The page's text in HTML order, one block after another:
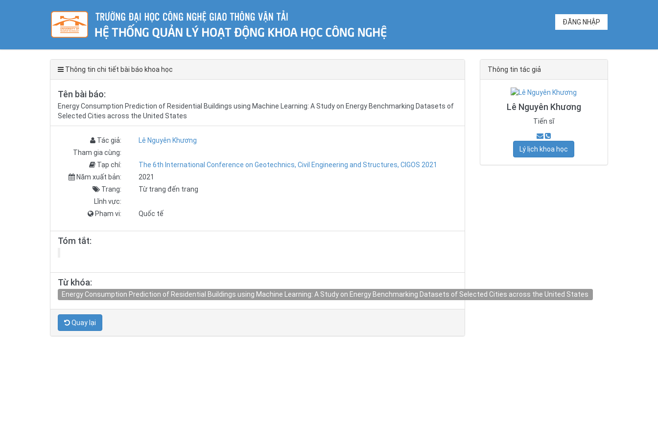
ĐĂNG NHẬP
Thông tin chi tiết bài báo khoa học
Tên bài báo:
Energy Consumption Prediction of Residential Buildings using Machine Learning: A Study on Energy Benchmarking Datasets of
Selected Cities across the United States
Tác giả:
Lê Nguyên Khương
Tham gia cùng:
Tạp chí:
The 6th International Conference on Geotechnics, Civil Engineering and Structures, CIGOS 2021
Năm xuất bản:
2021
Trang:
Từ trang đến trang
Lĩnh vực:
Phạm vi:
Quốc tế
Tóm tắt:
Từ khóa:
Energy Consumption Prediction of Residential Buildings using Machine Learning: A Study on Energy Benchmarking Datasets of Selected Cities across the United States
Quay lại
Thông tin tác giả
Lê Nguyên Khương
Tiến sĩ
Lý lịch khoa học